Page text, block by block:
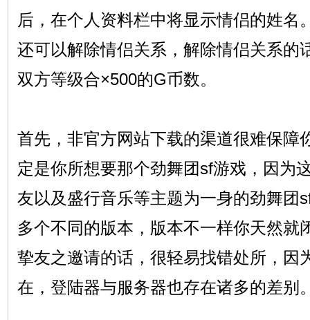
后，在个人资料栏中将显示情侣的姓名
还可以解除情侣关系，解除情侣关系的
双方等级合×500的G币数。
首先，非官方网站下载的渠道很难保障
定是你所想要那个劲舞团sf游戏，因为
友以及盛行音乐等主题为一身的劲舞团
多个不同的版本，版本不一样你天然就
挚友之邀请的话，很轻易找错处所，因
在，登陆器与服务器也存在诸多的差别